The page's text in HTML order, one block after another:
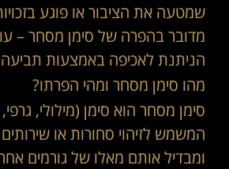
שמטעה את הציבור או פוגע
מדובר בהפרה של סימן מסחר –
הניתנת לאכיפה באמצעות
מהו סימן מסחר ומהי הפרתו?
סימן מסחר הוא סימן (מילולי, גרפי,
המשמש לזיהוי סחורות או
ומבדיל אותם מאלו של גורמים